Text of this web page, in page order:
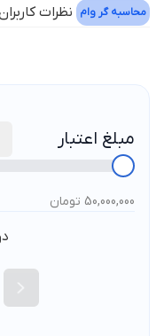
محاسبه گر وام نظرات
مبلغ اعتبار
50,000,000 تومان